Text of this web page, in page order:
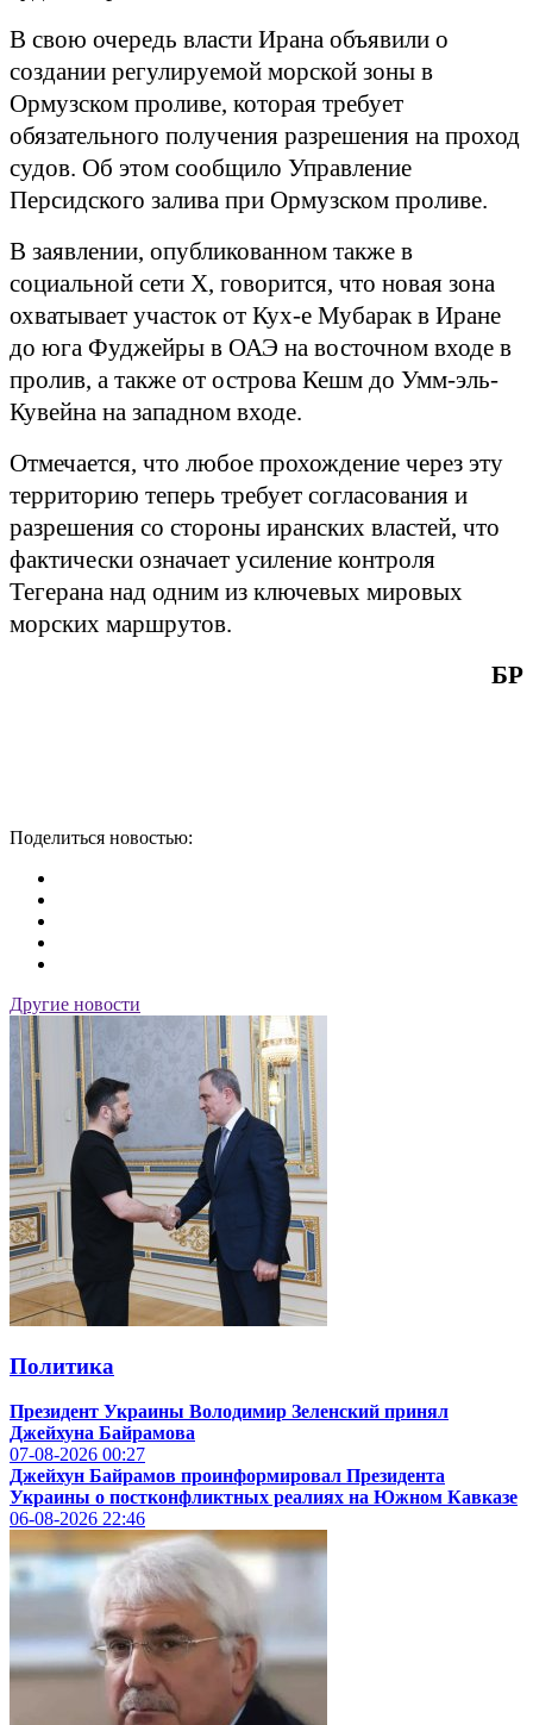
В свою очередь власти Ирана объявили о
создании регулируемой морской зоны в
Ормузском проливе, которая требует
обязательного получения разрешения на проход
судов. Об этом сообщило Управление
Персидского залива при Ормузском проливе.
В заявлении, опубликованном также в
социальной сети X, говорится, что новая зона
охватывает участок от Кух-е Мубарак в Иране
до юга Фуджейры в ОАЭ на восточном входе в
пролив, а также от острова Кешм до Умм-эль-
Кувейна на западном входе.
Отмечается, что любое прохождение через эту
территорию теперь требует согласования и
разрешения со стороны иранских властей, что
фактически означает усиление контроля
Тегерана над одним из ключевых мировых
морских маршрутов.
БР
Поделиться новостью:
Другие новости
Политика
Президент Украины Володимир Зеленский принял
Джейхуна Байрамова
07-08-2026 00:27
Джейхун Байрамов проинформировал Президента
Украины о постконфликтных реалиях на Южном Кавказе
06-08-2026 22:46